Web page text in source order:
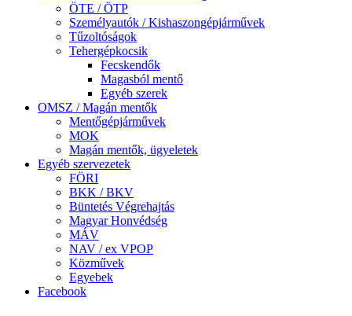
ÖTE / ÖTP
Személyautók / Kishaszongépjárművek
Tűzoltóságok
Tehergépkocsik
Fecskendők
Magasból mentő
Egyéb szerek
OMSZ / Magán mentők
Mentőgépjárművek
MOK
Magán mentők, ügyeletek
Egyéb szervezetek
FÖRI
BKK / BKV
Büntetés Végrehajtás
Magyar Honvédség
MÁV
NAV / ex VPOP
Közművek
Egyebek
Facebook